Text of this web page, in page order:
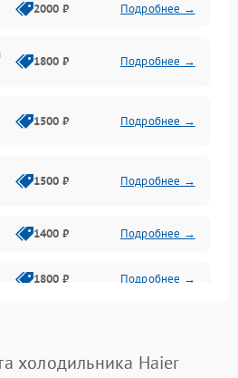
2000 ₽ Подробнее →
1800 ₽ Подробнее →
1500 ₽ Подробнее →
1500 ₽ Подробнее →
1400 ₽ Подробнее →
1800 ₽ Подробнее →
2600 ₽ Подробнее →
холодильника Haier